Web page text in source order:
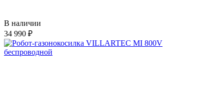
В наличии
34 990